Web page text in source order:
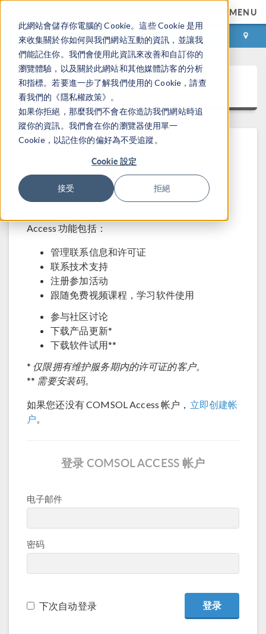
此網站會儲存你電腦的 Cookie。這些 Cookie 是用
來收集關於你如何與我們網站互動的資訊，並讓我
們能記住你。我們會使用此資訊來改善和自訂你的
瀏覽體驗，以及關於此網站和其他媒體訪客的分析
和指標。若要進一步了解我們使用的 Cookie，請查
看我們的《隱私權政策》。
如果你拒絕，那麼我們不會在你造訪我們網站時追
蹤你的資訊。我們會在你的瀏覽器使用單一
Cookie，以記住你的偏好為不受追蹤。
Cookie 設定
接受 拒絕
MENU
登录 咨询与购买
COMSOL Access
欢迎使用 COMSOL Access
Access 帐户是 COMSOL 为用户提供的附加服
务。
Access 功能包括：
管理联系信息和许可证
联系技术支持
注册参加活动
跟随免费视频课程，学习软件使用
参与社区讨论
下载产品更新*
下载软件试用**
* 仅限拥有维护服务期内的许可证的客户。
** 需要安装码。
如果您还没有 COMSOL Access 帐户， 立即创建帐
户。
登录 COMSOL ACCESS 帐户
电子邮件
密码
下次自动登录